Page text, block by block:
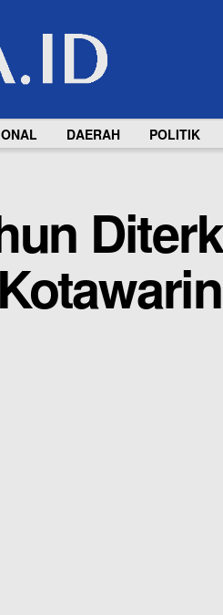
DAERAH POLITIK